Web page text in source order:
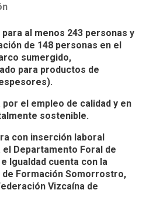
al menos 243 personas y
de 148 personas en el
sumergido,
para productos de
el empleo de calidad y en
sostenible.
con inserción laboral
Departamento Foral de
Igualdad cuenta con la
Formación Somorrostro,
Vizcaína de